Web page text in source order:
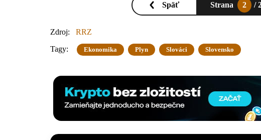
Späť Strana 2 /
Zdroj:
RRZ
Tagy:
Ekonomika Plyn Slováci Slovensko